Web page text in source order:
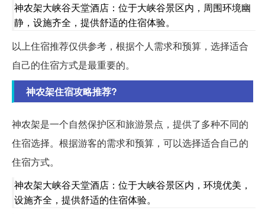
神农架大峡谷天堂酒店：位于大峡谷景区内，周围环境幽
静，设施齐全，提供舒适的住宿体验。
以上住宿推荐仅供参考，根据个人需求和预算，选择适合
自己的住宿方式是最重要的。
神农架住宿攻略推荐?
神农架是一个自然保护区和旅游景点，提供了多种不同的
住宿选择。根据游客的需求和预算，可以选择适合自己的
住宿方式。
神农架大峡谷天堂酒店：位于大峡谷景区内，环境优美，
设施齐全，提供舒适的住宿体验。